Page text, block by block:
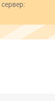
сервер: